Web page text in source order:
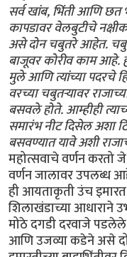
सर्व खांब, भिंती आणि
कापडावर वेलबुटीचे
असे दोन चबुतरे आहेत.
बाजूवर कोरीव काम आहे.
मुले आणि त्यांच्या पदरचे
वरच्या चबुतर्‍यावर
बसवले होते. आम्हीही
समारंभ नीट दिसेल अशा
बसवण्यात यावे अशी
महोत्सवाचे वर्णन
वर्णन जालावर उपलब्ध
ही आयताकृती उंच
शिलाखंडाच्या आधाराने
मोठे दगडी दरवाजे
आणि उजव्या कडेने असे